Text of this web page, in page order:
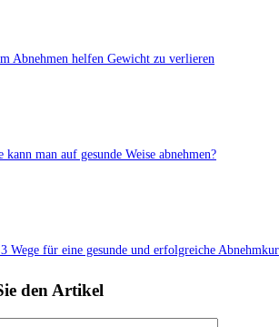
Abnehmen helfen Gewicht zu verlieren
kann man auf gesunde Weise abnehmen?
Wege für eine gesunde und erfolgreiche
den Artikel